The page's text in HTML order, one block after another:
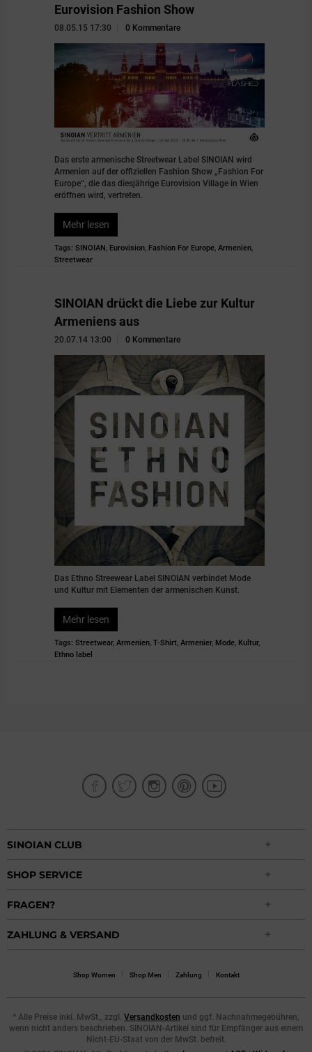
Eurovision Fashion Show
08.05.15 17:30 0 Kommentare
Das erste armenische Streetwear Label SINOIAN wird
Armenien auf der offiziellen Fashion Show „Fashion For
Europe“, die das diesjährige Eurovision Village in Wien
eröffnen wird, vertreten.
Mehr lesen
Tags: SINOIAN, Eurovision, Fashion For Europe, Armenien,
Streetwear
SINOIAN drückt die Liebe zur Kultur
Armeniens aus
20.07.14 13:00 0 Kommentare
Das Ethno Streewear Label SINOIAN verbindet Mode
und Kultur mit Elementen der armenischen Kunst.
Mehr lesen
Tags: Streetwear, Armenien, T-Shirt, Armenier, Mode, Kultur,
Ethno label
SINOIAN CLUB
SHOP SERVICE
FRAGEN?
ZAHLUNG & VERSAND
Shop Women Shop Men Zahlung Kontakt
* Alle Preise inkl. MwSt., zzgl. Versandkosten und ggf. Nachnahmegebühren,
wenn nicht anders beschrieben. SINOIAN-Artikel sind für Empfänger aus einem
Nicht-EU-Staat von der MwSt. befreit.